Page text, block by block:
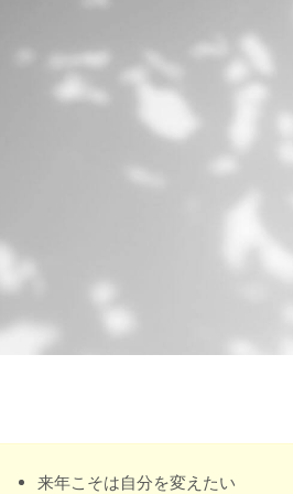
来年こそは自分を変えたい